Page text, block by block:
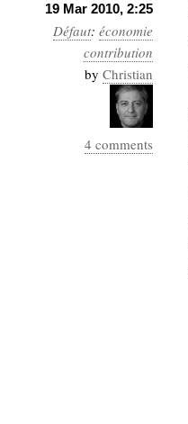
19 Mar 2010, 2:25
Défaut: économie
contribution
by Christian
4 comments